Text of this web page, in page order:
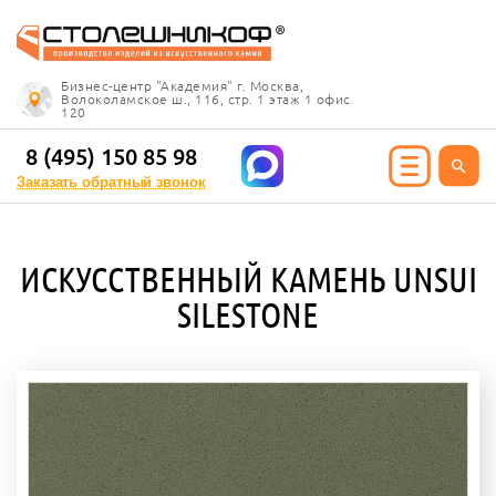
Бизнес-центр "Академия" г. Москва,
Волоколамское ш., 116, стр. 1 этаж 1 офис
120
8 (495) 150 85 98
Заказать обратный звонок
Info@stoleshnikof.ru
8 (495) 150 85 98
Заказать обратный
столешницы
под дерево
под мрамор
ИСКУССТВЕННЫЙ КАМЕНЬ UNSUI
SILESTONE